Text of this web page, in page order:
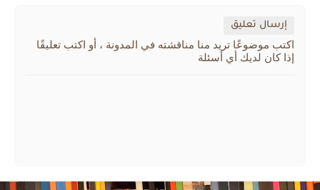
إرسال تعليق
اكتب موضوعًا تريد منا مناقشته في المدونة ، أو اكتب تعليقًا
إذا كان لديك أي أسئلة